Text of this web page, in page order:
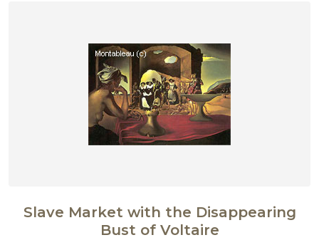
Slave Market with the Disappearing
Bust of Voltaire